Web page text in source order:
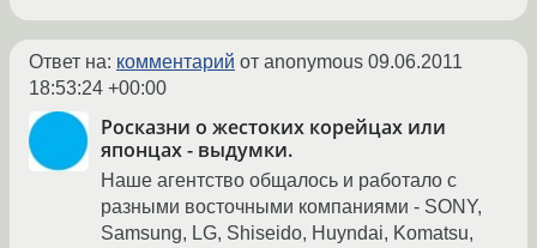
Ответ на: комментарий от anonymous 09.06.2011
18:53:24 +00:00
Росказни о жестоких корейцах или
японцах - выдумки.
Наше агентство общалось и работало с
разными восточными компаниями - SONY,
Samsung, LG, Shiseido, Huyndai, Komatsu,